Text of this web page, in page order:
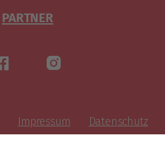
PARTNER
Impressum Datenschutz